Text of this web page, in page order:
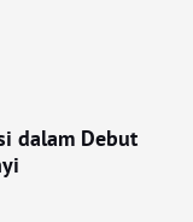
dalam Debut